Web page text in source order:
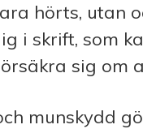
hörts, utan
i skrift, som
sig om
munskydd